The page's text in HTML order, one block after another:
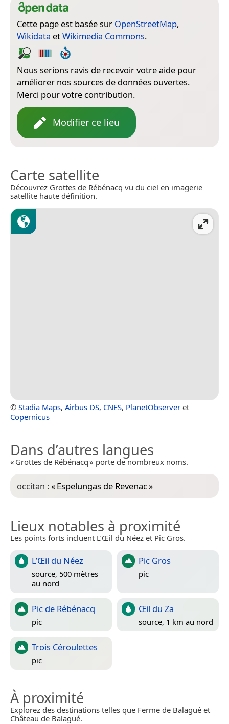
Cette page est basée sur OpenStreetMap,
Wikidata etWikimedia Commons.
Nous serions ravis de recevoir votre aide pour
améliorer nos sources de données ouvertes.
Merci pour votre contribution.
Modifier ce lieu
Carte satellite
Découvrez Grottes de Rébénacq vu du ciel en imagerie
satellite haute définition.
© Stadia Maps, Airbus DS, CNES, PlanetObserver et
Copernicus
Dans d’autres langues
« Grottes de Rébénacq » porte de nombreux noms.
occitan :«Espelungas de Revenac»
Lieux notables à proximité
Les points forts incluent L’Œil du Néez et Pic Gros.
L’Œil du Néez
source, 500 mètres
au nord
Pic Gros
pic
Pic de Rébénacq
pic
Œil du Za
source, 1 km au nord
Trois Céroulettes
pic
À proximité
Explorez des destinations telles que Ferme de Balagué et
Château de Balagué.